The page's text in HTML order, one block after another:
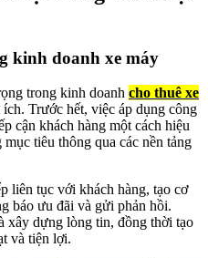
kinh doanh xe máy
trong kinh doanh cho thuê xe
Trước hết, việc áp dụng công
cận khách hàng một cách hiệu
tiêu thông qua các nền tảng
tục với khách hàng, tạo cơ
báo ưu đãi và gửi phản hồi.
xây dựng lòng tin, đồng thời tạo
và tiện lợi.